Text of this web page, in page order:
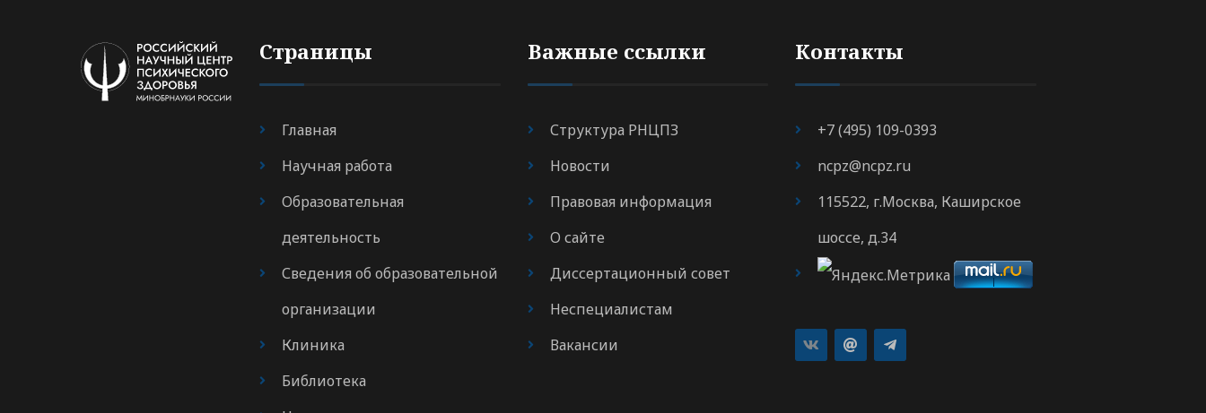
Страницы
Главная
Научная работа
Образовательная
деятельность
Сведения об образовательной
организации
Клиника
Библиотека
Важные ссылки
Структура РНЦПЗ
Новости
Правовая информация
О сайте
Диссертационный совет
Неспециалистам
Вакансии
Контакты
+7 (495) 109-0393
ncpz@ncpz.ru
115522, г.Москва, Каширское
шоссе, д.34